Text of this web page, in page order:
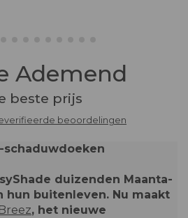
Ademend
beste prijs
beoordelingen
schaduwdoeken
duizenden Maanta-
hun buitenleven. Nu maakt
, het nieuwe